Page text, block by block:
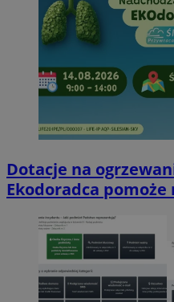
Dotacje na
Ekodoradca pomoże